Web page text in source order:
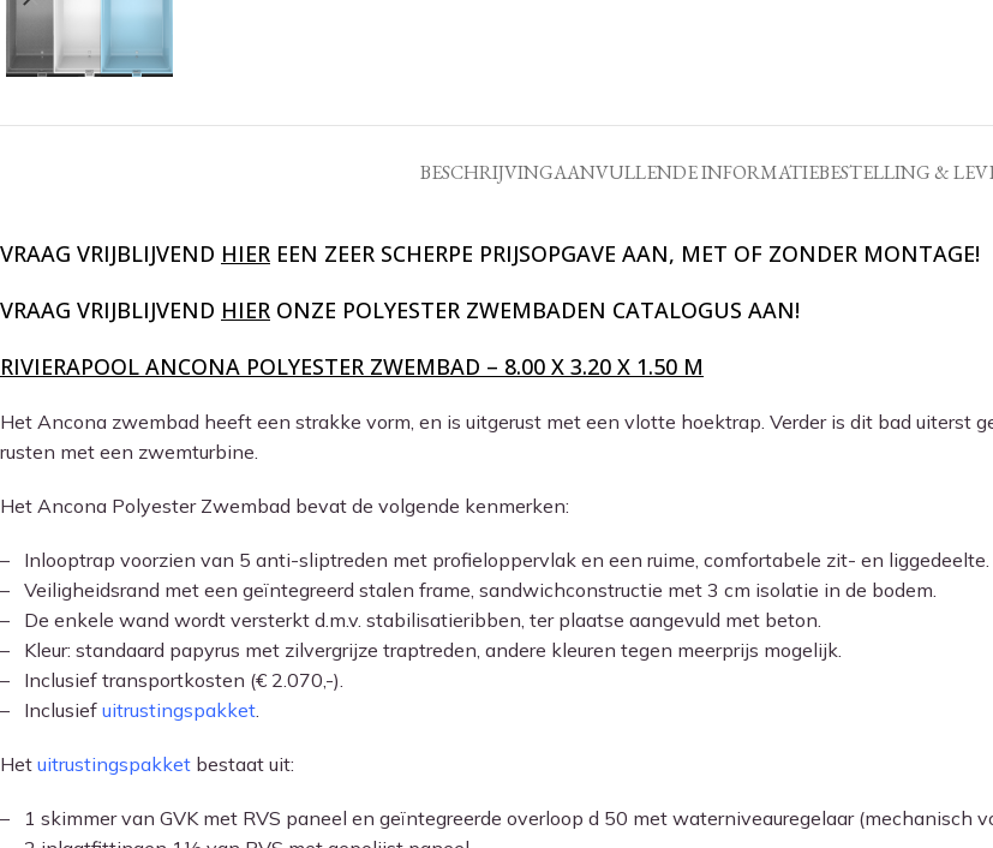
BESCHRIJVINGAANVULLENDE INFORMATIEBESTELLING &
VRAAG VRIJBLIJVEND HIER EEN ZEER SCHERPE PRIJSOPGAVE AAN, MET OF ZONDER MONTAGE!
VRAAG VRIJBLIJVEND HIER ONZE POLYESTER ZWEMBADEN CATALOGUS AAN!
RIVIERAPOOL ANCONA POLYESTER ZWEMBAD – 8.00 X 3.20 X 1.50 M
Het Ancona zwembad heeft een strakke vorm, en is uitgerust met een vlotte hoektrap. Verder is dit bad uiterst
rusten met een zwemturbine.
Het Ancona Polyester Zwembad bevat de volgende kenmerken:
– Inlooptrap voorzien van 5 anti-sliptreden met profieloppervlak en een ruime, comfortabele zit- en liggedeelte.
– Veiligheidsrand met een geïntegreerd stalen frame, sandwichconstructie met 3 cm isolatie in de bodem.
– De enkele wand wordt versterkt d.m.v. stabilisatieribben, ter plaatse aangevuld met beton.
– Kleur: standaard papyrus met zilvergrijze traptreden, andere kleuren tegen meerprijs mogelijk.
– Inclusief transportkosten (€ 2.070,-).
– Inclusief uitrustingspakket
Het uitrustingspakket bestaat uit:
– 1 skimmer van GVK met RVS paneel en geïntegreerde overloop d 50 met waterniveauregelaar (mechanisch